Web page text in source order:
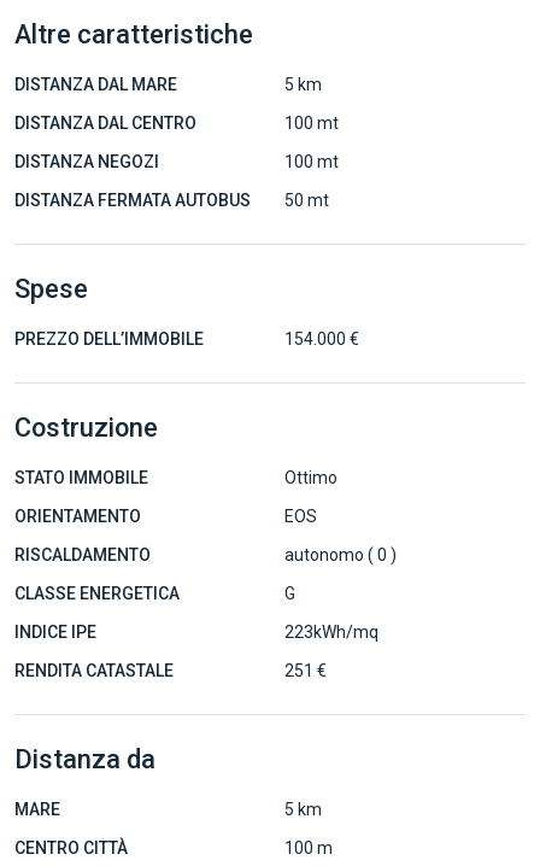
Altre caratteristiche
DISTANZA DAL MARE
5 km
DISTANZA DAL CENTRO
100 mt
DISTANZA NEGOZI
100 mt
DISTANZA FERMATA AUTOBUS
50 mt
Spese
PREZZO DELL’IMMOBILE 154.000 €
Costruzione
STATO IMMOBILE
Ottimo
ORIENTAMENTO
EOS
RISCALDAMENTO
autonomo ( 0 )
CLASSE ENERGETICA
G
INDICE IPE
223kWh/mq
RENDITA CATASTALE
251 €
Distanza da
MARE
5 km
CENTRO CITTÀ
100 m